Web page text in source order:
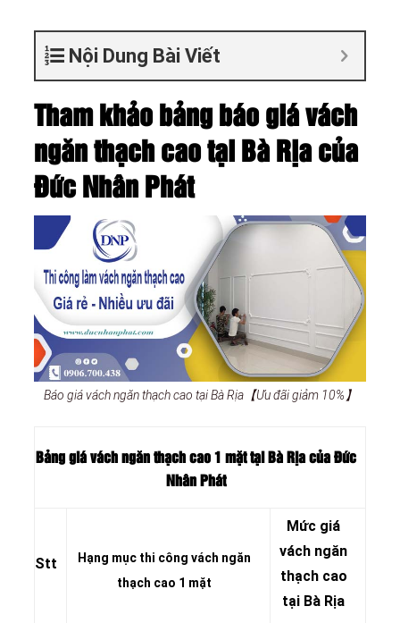
Nội Dung Bài Viết
Tham khảo bảng báo giá vách
ngăn thạch cao tại Bà Rịa của
Đức Nhân Phát
Báo giá vách ngăn thạch cao tại Bà Rịa【Ưu đãi giảm 10%】
Bảng giá vách ngăn thạch cao 1 mặt tại Bà Rịa của Đức
Nhân Phát
Stt
Hạng mục thi công vách ngăn
thạch cao 1 mặt
Mức giá
vách ngăn
thạch cao
tại Bà Rịa